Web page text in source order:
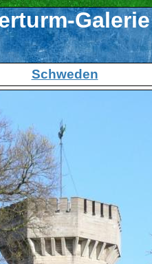
Galerie
Schweden